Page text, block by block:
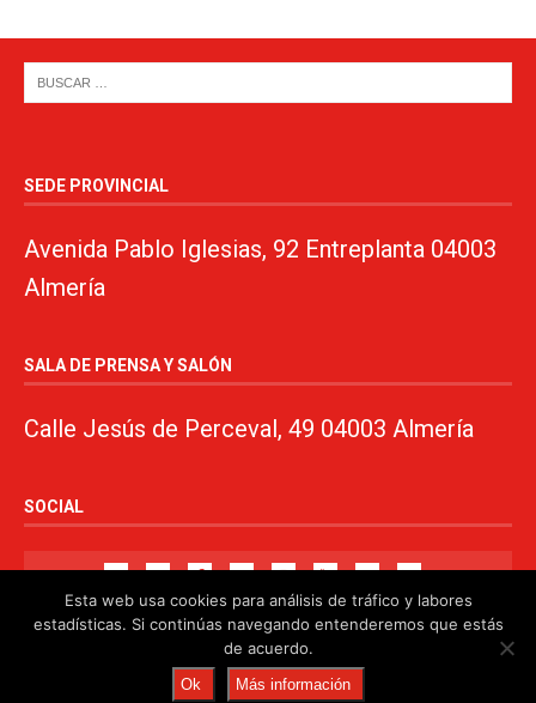
SEDE PROVINCIAL
Avenida Pablo Iglesias, 92 Entreplanta 04003
Almería
SALA DE PRENSA Y SALÓN
Calle Jesús de Perceval, 49 04003 Almería
SOCIAL
© 2024. PSOE de Almería · 950750000 ·www.psoealmeria.com
Esta web usa cookies para análisis de tráfico y labores
estadísticas. Si continúas navegando entenderemos que estás
de acuerdo.
Ok Más información